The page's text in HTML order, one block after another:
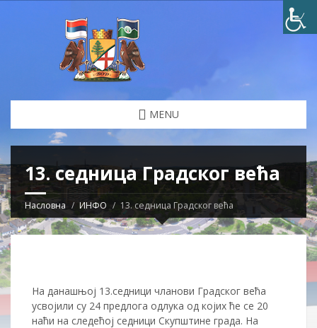
MENU
13. седница Градског већа
Насловна ИНФО 13. седница Градског већа
На данашњој 13.седници чланови Градског већа
усвојили су 24 предлога одлука од којих ће се 20
наћи на следећој седници Скупштине града. На